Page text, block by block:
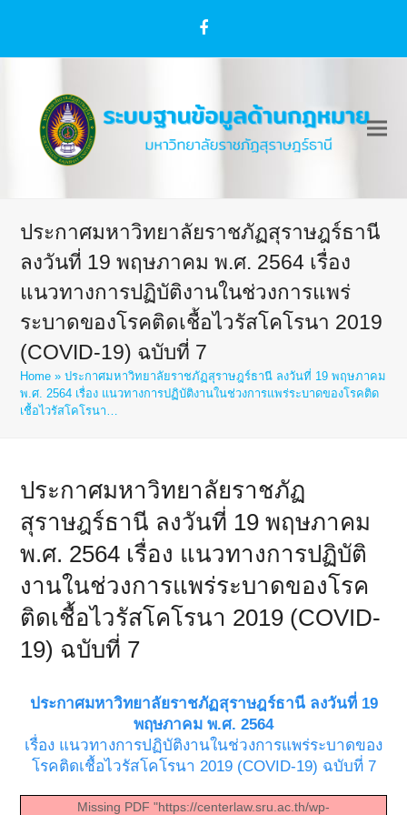
Facebook
ประกาศมหาวิทยาลัยราชภัฏสุราษฎร์ธานี
ลงวันที่ 19 พฤษภาคม พ.ศ. 2564 เรื่อง
แนวทางการปฏิบัติงานในช่วงการแพร่
ระบาดของโรคติดเชื้อไวรัสโคโรนา 2019
(COVID-19) ฉบับที่ 7
Home »ประกาศมหาวิทยาลัยราชภัฏสุราษฎร์ธานี ลงวันที่ 19 พฤษภาคม
พ.ศ. 2564 เรื่อง แนวทางการปฏิบัติงานในช่วงการแพร่ระบาดของโรคติด
เชื้อไวรัสโคโรนา…
ประกาศมหาวิทยาลัยราชภัฏ
สุราษฎร์ธานี ลงวันที่ 19 พฤษภาคม
พ.ศ. 2564 เรื่อง แนวทางการปฏิบัติ
งานในช่วงการแพร่ระบาดของโรค
ติดเชื้อไวรัสโคโรนา 2019 (COVID-
19) ฉบับที่ 7
ประกาศมหาวิทยาลัยราชภัฏสุราษฎร์ธานี ลงวันที่ 19
พฤษภาคม พ.ศ. 2564
เรื่อง แนวทางการปฏิบัติงานในช่วงการแพร่ระบาดของ
โรคติดเชื้อไวรัสโคโรนา 2019 (COVID-19) ฉบับที่ 7
Missing PDF "https://centerlaw.sru.ac.th/wp-